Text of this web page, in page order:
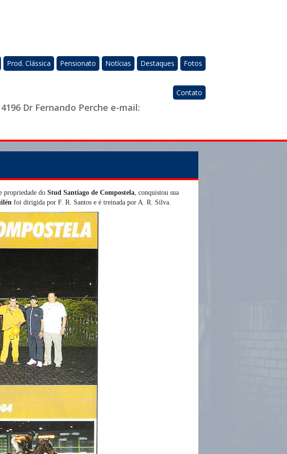
Prod. Clássica Pensionato Notícias Destaques Fotos
Contato
Dr Fernando Perche e-mail:
propriedade do Stud Santiago de Compostela, conquistou sua
foi dirigida por F. R. Santos e é treinada por A. R. Silva.